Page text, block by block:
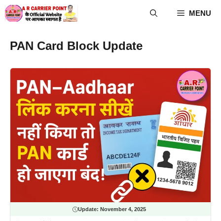
Skip
to
MENU
PAN Card Block Update
Update: November 4, 2025